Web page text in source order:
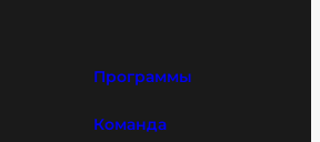
Программы
Команда